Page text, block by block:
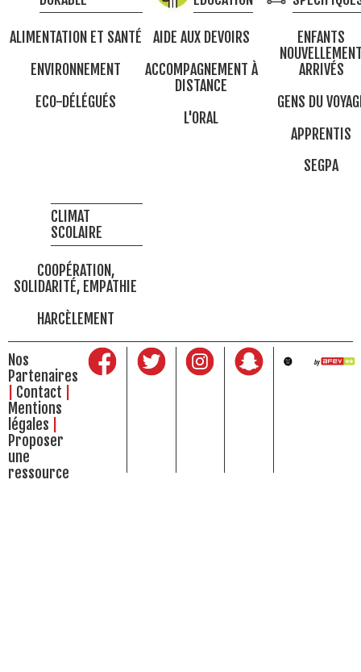
ALIMENTATION ET SANTÉ
ENVIRONNEMENT
ECO-DÉLÉGUÉS
AIDE AUX DEVOIRS
ACCOMPAGNEMENT À
DISTANCE
L'ORAL
ENFANTS
ARRIVÉS
GENS DU
APPRENTIS
SEGPA
CLIMAT
SCOLAIRE
COOPÉRATION,
SOLIDARITÉ, EMPATHIE
HARCÈLEMENT
Nos
Partenaires
Contact
Mentions
légales
Proposer
une
ressource